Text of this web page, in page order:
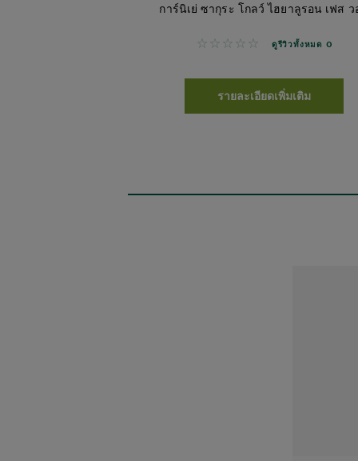
การ์นิเย่ ซากุระ โกลว์ ไฮยาลูรอน เฟส ว
No reviews ดูรีวิวทั้งหมด 0
รายละเอียดเพิ่มเติม